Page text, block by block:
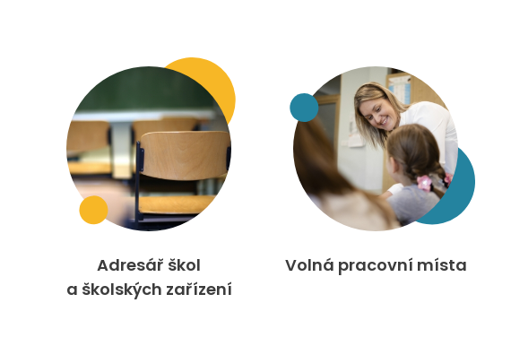
Adresář škol
a školských zařízení
Volná pracovní místa